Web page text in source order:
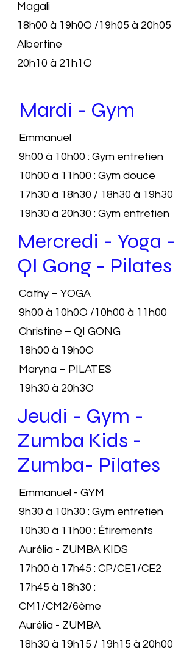
Magali
18h00 à 19h0O /19h05 à 20h05
Albertine
20h10 à 21h1O
Mardi - Gym
Emmanuel
9h00 à 10h00 : Gym entretien
10h00 à 11h00 : Gym douce
17h30 à 18h30 / 18h30 à 19h30
19h30 à 20h30 : Gym entretien
Mercredi - Yoga -
QI Gong - Pilates
Cathy – YOGA
9h00 à 10h0O /10h00 à 11h00
Christine – QI GONG
18h00 à 19h0O
Maryna – PILATES
19h30 à 20h3O
Jeudi - Gym -
Zumba Kids -
Zumba- Pilates
Emmanuel - GYM
9h30 à 10h30 : Gym entretien
10h30 à 11h00 : Étirements
Aurélia - ZUMBA KIDS
17h00 à 17h45 : CP/CE1/CE2
17h45 à 18h30 :
CM1/CM2/6ème
Aurélia - ZUMBA
18h30 à 19h15 / 19h15 à 20h00